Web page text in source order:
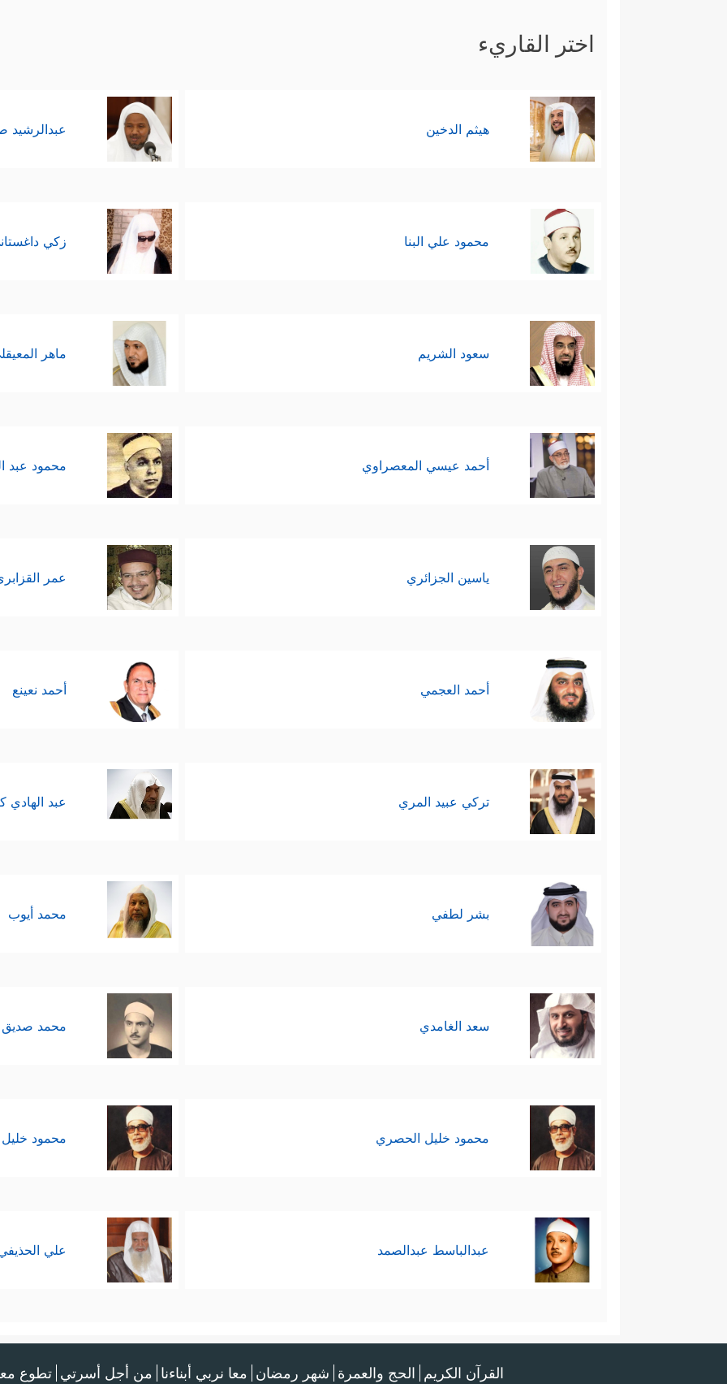
اختر القاريء
هيثم الدخين عبدالرشيد
محمود علي البنا زكي
سعود الشريم ماهر
أحمد عيسي المعصراوي محمود عبد
ياسين الجزائري عمر
أحمد العجمي أحمد نعينع
تركي عبيد المري عبد الهادي
بشر لطفي محمد أيوب
سعد الغامدي محمد صديق
محمود خليل الحصري محمود
عبدالباسط عبدالصمد علي
القرآن الكريم الحج والعمرة شهر رمضان معا نربي أبناءنا من أجل أسرتي تطوع